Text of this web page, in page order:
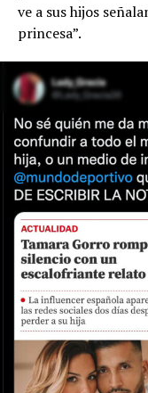
ve a sus hijos
princesa”.